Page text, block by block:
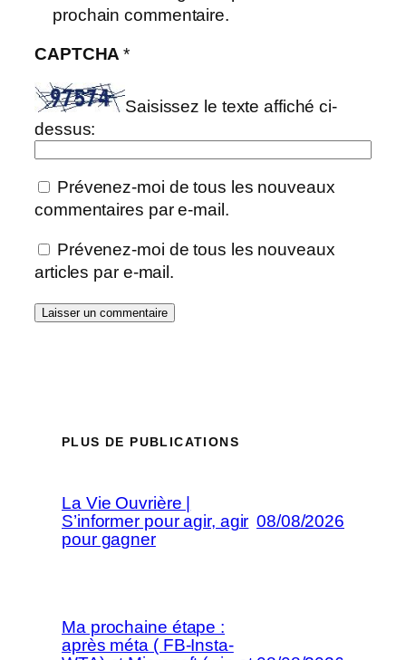
prochain commentaire.
CAPTCHA*
Saisissez le texte affiché ci-
dessus:
Prévenez-moi de tous les nouveaux
commentaires par e-mail.
Prévenez-moi de tous les nouveaux
articles par e-mail.
PLUS DE PUBLICATIONS
La Vie Ouvrière |
S’informer pour agir, agir
pour gagner
08/08/2026
Ma prochaine étape :
après méta ( FB-Insta-